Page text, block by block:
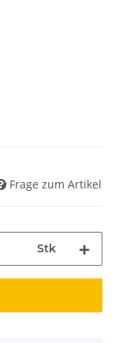
Frage zum Artikel
Stk